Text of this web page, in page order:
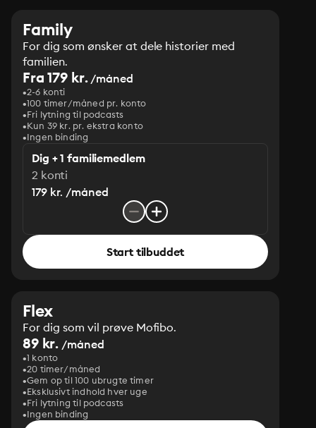
Family
For dig som ønsker at dele historier med
familien.
Fra 179 kr./måned
2-6 konti
100 timer/måned pr. konto
Fri lytning til podcasts
Kun 39 kr. pr. ekstra konto
Ingen binding
Dig + 1 familiemedlem
2 konti
179 kr. /måned
Start tilbuddet
Flex
For dig som vil prøve Mofibo.
89 kr. /måned
1 konto
20 timer/måned
Gem op til 100 ubrugte timer
Eksklusivt indhold hver uge
Fri lytning til podcasts
Ingen binding